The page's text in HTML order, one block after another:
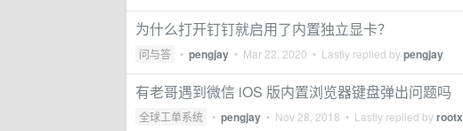
为什么打开钉钉就启用了内置独立显卡？
问与答 • pengjay • Mar 22, 2020 • Lastly replied bypengjay
有老哥遇到微信 iOS 版内置浏览器键盘弹出问题吗
全球工单系统 • pengjay • Nov 28, 2018 • Lastly replied byrootx